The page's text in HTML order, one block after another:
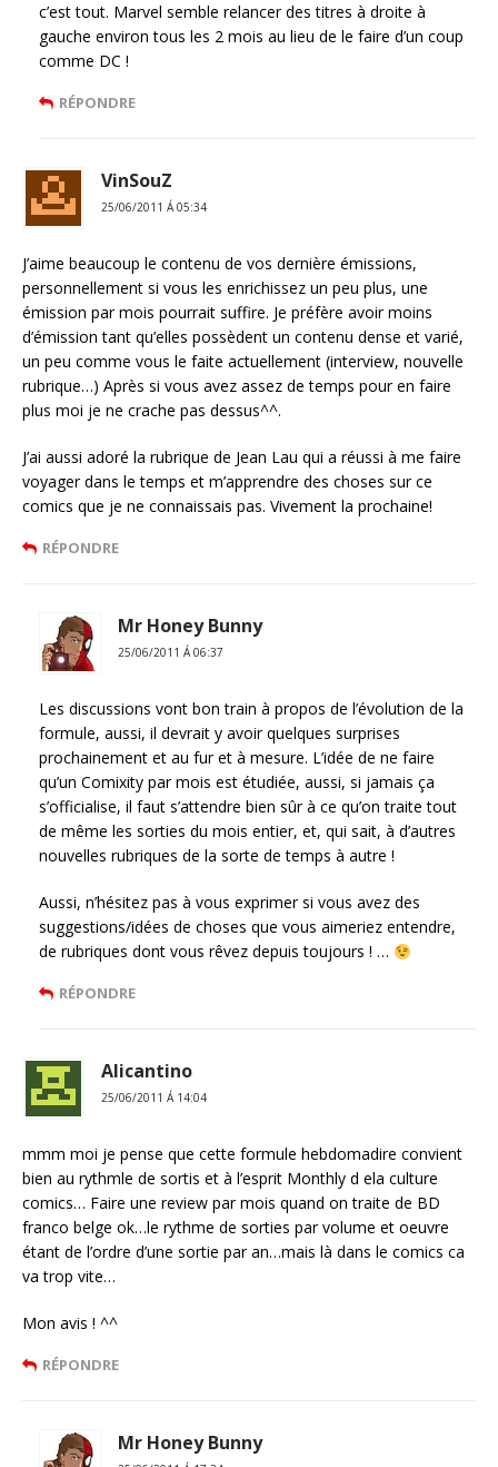
c’est tout. Marvel semble relancer des titres à droite à
gauche environ tous les 2 mois au lieu de le faire d’un coup
comme DC !
RÉPONDRE
VinSouZ
25/06/2011 Á 05:34
J’aime beaucoup le contenu de vos dernière émissions,
personnellement si vous les enrichissez un peu plus, une
émission par mois pourrait suffire. Je préfère avoir moins
d’émission tant qu’elles possèdent un contenu dense et varié,
un peu comme vous le faite actuellement (interview, nouvelle
rubrique…) Après si vous avez assez de temps pour en faire
plus moi je ne crache pas dessus^^.
J’ai aussi adoré la rubrique de Jean Lau qui a réussi à me faire
voyager dans le temps et m’apprendre des choses sur ce
comics que je ne connaissais pas. Vivement la prochaine!
RÉPONDRE
Mr Honey Bunny
25/06/2011 Á 06:37
Les discussions vont bon train à propos de l’évolution de la
formule, aussi, il devrait y avoir quelques surprises
prochainement et au fur et à mesure. L’idée de ne faire
qu’un Comixity par mois est étudiée, aussi, si jamais ça
s’officialise, il faut s’attendre bien sûr à ce qu’on traite tout
de même les sorties du mois entier, et, qui sait, à d’autres
nouvelles rubriques de la sorte de temps à autre !
Aussi, n’hésitez pas à vous exprimer si vous avez des
suggestions/idées de choses que vous aimeriez entendre,
de rubriques dont vous rêvez depuis toujours ! …
RÉPONDRE
Alicantino
25/06/2011 Á 14:04
mmm moi je pense que cette formule hebdomadire convient
bien au rythmle de sortis et à l’esprit Monthly d ela culture
comics… Faire une review par mois quand on traite de BD
franco belge ok…le rythme de sorties par volume et oeuvre
étant de l’ordre d’une sortie par an…mais là dans le comics ca
va trop vite…
Mon avis ! ^^
RÉPONDRE
Mr Honey Bunny